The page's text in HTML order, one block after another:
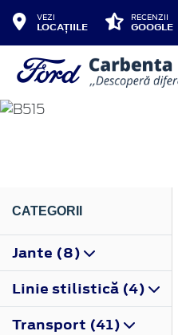
VEZI
LOCAȚIILE
RECENZII
GOOGLE
CATEGORII
Jante (8)
Linie stilistică (4)
Transport (41)